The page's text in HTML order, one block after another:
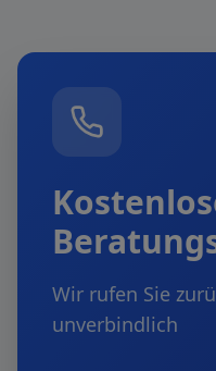
Wir rufen Sie
unverbindlich